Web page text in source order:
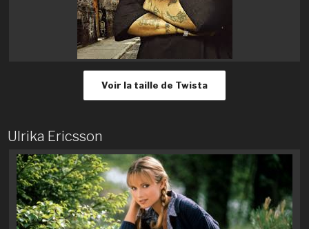
Voir la taille de Twista
Ulrika Ericsson